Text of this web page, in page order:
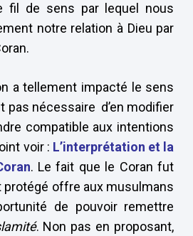
de sens par lequel nous
notre relation à Dieu par
a tellement impacté le sens
pas nécessaire d’en modifier
compatible aux intentions
voir : L’interprétation et la
. Le fait que le Coran fut
offre aux musulmans
de pouvoir remettre
. Non pas en proposant,